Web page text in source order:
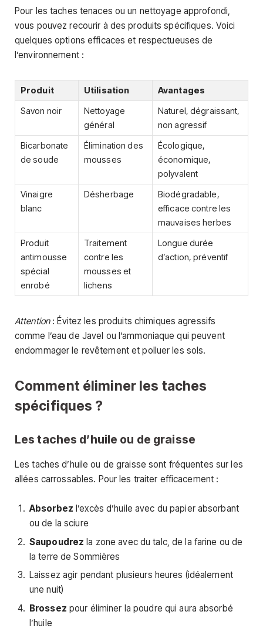
Pour les taches tenaces ou un nettoyage approfondi,
vous pouvez recourir à des produits spécifiques. Voici
quelques options efficaces et respectueuses de
l’environnement :
Produit Utilisation
Avantages
Savon noir
Nettoyage
général
Naturel, dégraissant,
non agressif
Bicarbonate
de soude
Élimination des
mousses
Écologique,
économique,
polyvalent
Vinaigre
blanc
Désherbage
Biodégradable,
efficace contre les
mauvaises herbes
Produit
antimousse
spécial
enrobé
Traitement
contre les
mousses et
lichens
Longue durée
d’action, préventif
Attention: Évitez les produits chimiques agressifs
comme l’eau de Javel ou l’ammoniaque qui peuvent
endommager le revêtement et polluer les sols.
Comment éliminer les taches
spécifiques ?
Les taches d’huile ou de graisse
Les taches d’huile ou de graisse sont fréquentes sur les
allées carrossables. Pour les traiter efficacement :
Absorbez l’excès d’huile avec du papier absorbant
ou de la sciure
Saupoudrez la zone avec du talc, de la farine ou de
la terre de Sommières
Laissez agir pendant plusieurs heures (idéalement
une nuit)
Brossez pour éliminer la poudre qui aura absorbé
l’huile